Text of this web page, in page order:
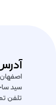
سید
تلفن تماس :